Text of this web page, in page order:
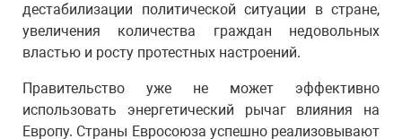
дестабилизации политической ситуации в стране,
увеличения количества граждан недовольных
властью и росту протестных настроений.
Правительство уже не может эффективно
использовать энергетический рычаг влияния на
Европу. Страны Евросоюза успешно реализовывают